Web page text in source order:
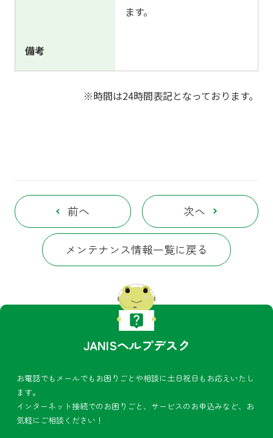
ます。
備考
※時間は24時間表記となっております。
前へ
メンテナンス情報一覧に戻る
次へ
JANISヘルプデスク
お電話でもメールでもお困りごとや相談に土日祝日もお応えいたし
ます。
インターネット接続でのお困りごと、サービスのお申込みなど、お
気軽にご相談ください！